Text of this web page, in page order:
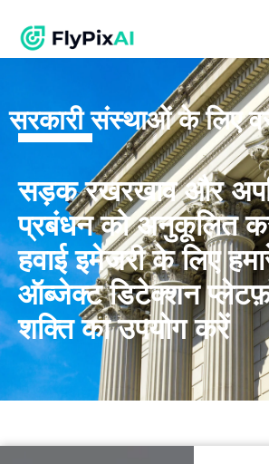
सरकारी संस्थाओं के लिए
सड़क रखरखाव और
प्रबंधन को अनुकूलित
हवाई इमेजरी के लिए
ऑब्जेक्ट डिटेक्शन
शक्ति का उपयोग करें